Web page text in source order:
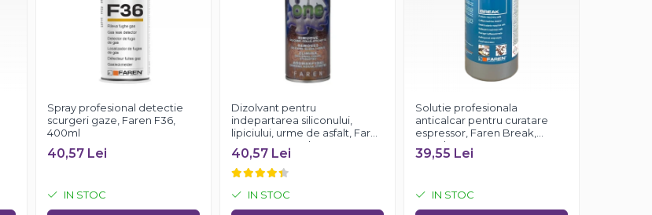
Spray profesional detectie
scurgeri gaze, Faren F36,
400ml
40,57 Lei
IN STOC
Dizolvant pentru
indepartarea siliconului,
lipiciului, urme de asfalt, Faren
OK ONE, 200ml
40,57 Lei
IN STOC
Solutie profesionala
anticalcar pentru curatare
espressor, Faren Break,
750ml
39,55 Lei
IN STOC